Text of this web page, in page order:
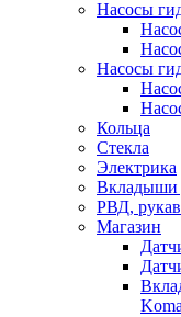
Насосы
Насосы
Кольца
Стекла
Электрика
Вкладыши
РВД,
Магазин